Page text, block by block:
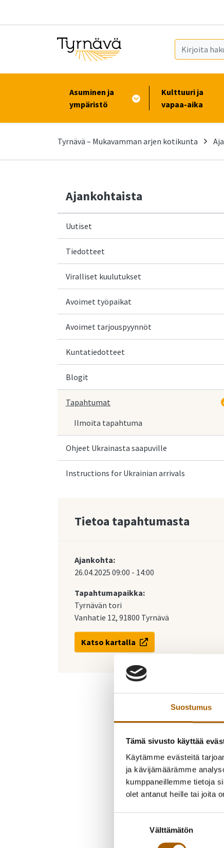
Suostumus
Tämä sivusto käyttää
Käytämme evästeitä
ja kävijämäärämme
kumppaneillemme tietoja
olet antanut heille tai joita
Välttämätön
Asuminen ja
ympäristö
Kulttuuri ja
vapaa-aika
Tyrnävä – Mukavamman arjen kotikunta
Ajankohtaista
Uutiset
Tiedotteet
Viralliset kuulutukset
Avoimet työpaikat
Avoimet tarjouspyynnöt
Kuntatiedotteet
Blogit
Tapahtumat
Ilmoita tapahtuma
Ohjeet Ukrainasta saapuville
Instructions for Ukrainian arrivals
Tietoa tapahtumasta
Ajankohta:
26.04.2025 09:00 - 14:00
Tapahtumapaikka:
Tyrnävän tori
Vanhatie 12, 91800 Tyrnävä
Katso kartalla